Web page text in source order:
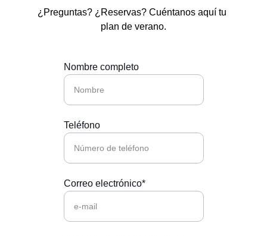
Nombre completo
Teléfono
Correo electrónico*
¿Preguntas? ¿Reservas? Cuéntanos aquí tu
plan de verano.